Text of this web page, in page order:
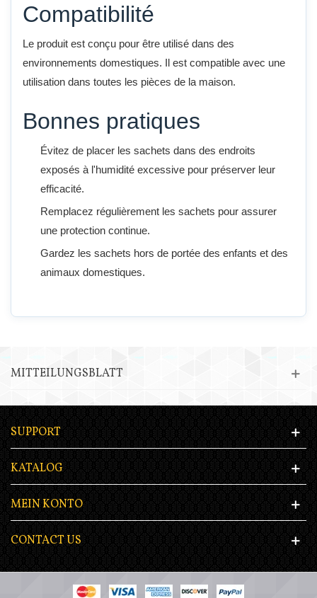
Compatibilité
Le produit est conçu pour être utilisé dans des
environnements domestiques. Il est compatible avec une
utilisation dans toutes les pièces de la maison.
Bonnes pratiques
Évitez de placer les sachets dans des endroits
exposés à l'humidité excessive pour préserver leur
efficacité.
Remplacez régulièrement les sachets pour assurer
une protection continue.
Gardez les sachets hors de portée des enfants et des
animaux domestiques.
MITTEILUNGSBLATT
SUPPORT
KATALOG
MEIN KONTO
CONTACT US